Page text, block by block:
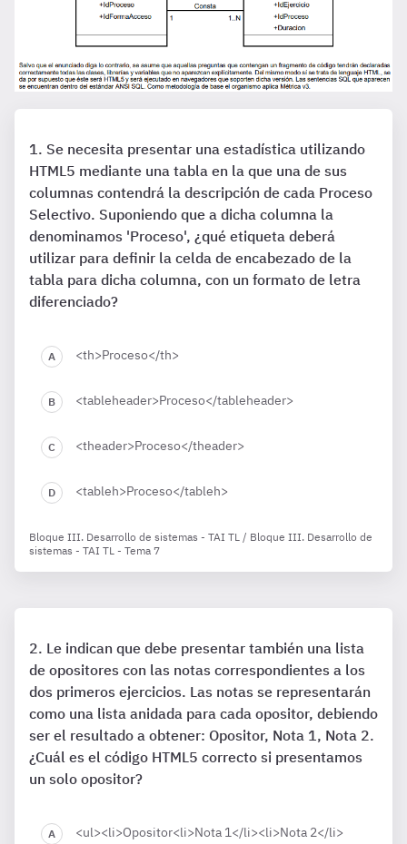
Se necesita presentar una estadística utilizando
HTML5 mediante una tabla en la que una de sus
columnas contendrá la descripción de cada Proceso
Selectivo. Suponiendo que a dicha columna la
denominamos 'Proceso', ¿qué etiqueta deberá
utilizar para definir la celda de encabezado de la
tabla para dicha columna, con un formato de letra
diferenciado?
<th>Proceso</th>
<tableheader>Proceso</tableheader>
<theader>Proceso</theader>
<tableh>Proceso</tableh>
Bloque III. Desarrollo de sistemas - TAI TL / Bloque III. Desarrollo de
sistemas - TAI TL - Tema 7
Le indican que debe presentar también una lista
de opositores con las notas correspondientes a los
dos primeros ejercicios. Las notas se representarán
como una lista anidada para cada opositor, debiendo
ser el resultado a obtener: Opositor, Nota 1, Nota 2.
¿Cuál es el código HTML5 correcto si presentamos
un solo opositor?
<ul><li>Opositor<li>Nota 1</li><li>Nota 2</li>